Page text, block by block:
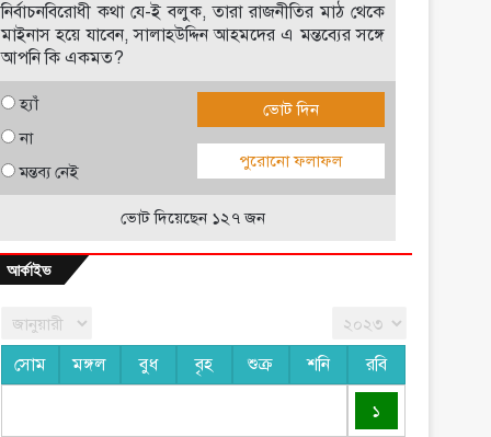
নির্বাচনবিরোধী কথা যে-ই বলুক, তারা রাজনীতির মাঠ থেকে
মাইনাস হয়ে যাবেন, সালাহউদ্দিন আহমদের এ মন্তব্যের সঙ্গে
আপনি কি একমত?
হ্যাঁ
না
মন্তব্য নেই
ভোট দিন
পুরোনো ফলাফল
ভোট দিয়েছেন ১২৭ জন
আর্কাইভ
সোম মঙ্গল বুধ বৃহ শুক্র শনি রবি
১